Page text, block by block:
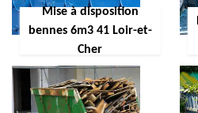
Mise à disposition
bennes 6m3 41 Loir-et-
Cher